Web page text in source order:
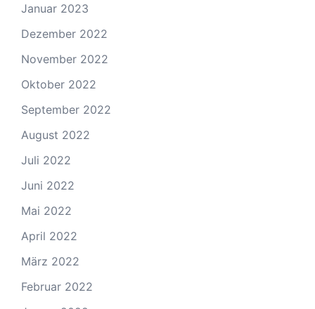
Januar 2023
Dezember 2022
November 2022
Oktober 2022
September 2022
August 2022
Juli 2022
Juni 2022
Mai 2022
April 2022
März 2022
Februar 2022